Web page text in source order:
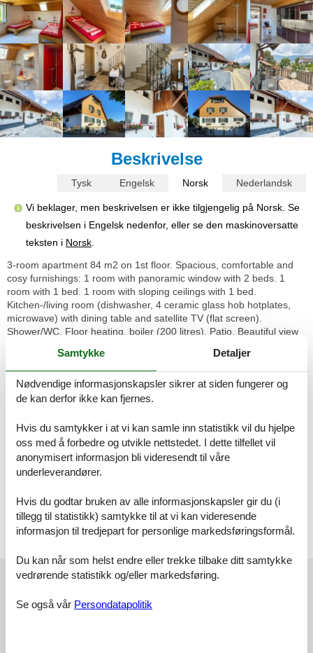
Beskrivelse
Tysk Engelsk Norsk Nederlandsk
Vi beklager, men beskrivelsen er ikke tilgjengelig på Norsk. Se
beskrivelsen i Engelsk nedenfor, eller se den maskinoversatte
teksten i Norsk
3-room apartment 84 m2 on 1st floor. Spacious, comfortable and
cosy furnishings: 1 room with panoramic window with 2 beds. 1
room with 1 bed. 1 room with sloping ceilings with 1 bed.
Kitchen-/living room (dishwasher, 4 ceramic glass hob hotplates,
microwave) with dining table and satellite TV (flat screen).
Shower/WC. Floor heating, boiler (200 litres). Patio. Beautiful view
Please note: non-smokers only. Maximum 1 pet/ dog allowed.
Wangenried 3 km from Wangen an der Aare: Cosy cottage "Arn's
Place", surrounded by meadows. In the resort, in a quiet, sunny
house. Parking at the house. Shop 3 km, grocery 3 km,
supermarket 3 km, restaurant, bus stop 100 m, railway station 3
km, outdoor swimming pool 7 km, indoor swimming pool 2 km.
Riding stable 2 km, children's playground 150 m. Please note:
animals in the neighbourhood. Fireworks permit required in the
mandatory (payable on site). Laundry service flat rate CHF 50.00.
Code for key safe will be provided after deposit has been
transferred. 1 parking space included, additional parking spaces at
Eksterne anmeldelser
Samtykke Detaljer
Nødvendige informasjonskapsler sikrer at siden fungerer og
de kan derfor ikke kan fjernes.
Hvis du samtykker i at vi kan samle inn statistikk vil du hjelpe
oss med å forbedre og utvikle nettstedet. I dette tilfellet vil
anonymisert informasjon bli videresendt til våre
underleverandører.
Hvis du godtar bruken av alle informasjonskapsler gir du (i
tillegg til statistikk) samtykke til at vi kan videresende
informasjon til tredjepart for personlige markedsføringsformål.
Du kan når som helst endre eller trekke tilbake ditt samtykke
vedrørende statistikk og/eller markedsføring.
Se også vår Persondatapolitik